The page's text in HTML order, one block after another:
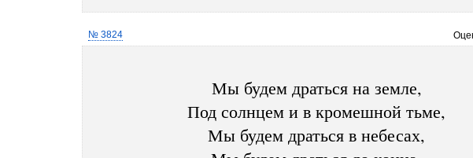
№ 3824
Мы будем драться на земле,
Под солнцем и в кромешной тьме,
Мы будем драться в небесах,